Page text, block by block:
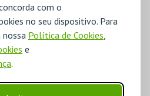
com o
no seu dispositivo. Para
Política de Cookies
e
.